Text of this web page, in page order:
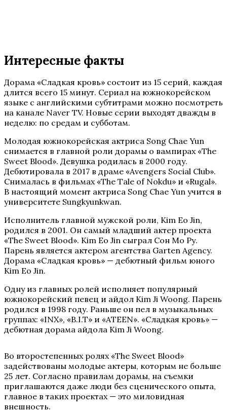
Интересные факты
Дорама «Сладкая кровь» состоит из 15 серий, каждая
длится всего 15 минут. Сериал на южнокорейском
языке с английскими субтитрами можно посмотреть
на канале Naver TV. Новые серии выходят дважды в
неделю: по средам и субботам.
Молодая южнокорейская актриса Song Chae Yun
снимается в главной роли дорамы о вампирах «The
Sweet Blood». Девушка родилась в 2000 году.
Дебютировала в 2017 в драме «Avengers Social Club».
Снималась в фильмах «The Tale of Nokdu» и «Rugal».
В настоящий момент актриса Song Chae Yun учится в
университете Sungkyunkwan.
Исполнитель главной мужской роли, Kim Eo Jin,
родился в 2001. Он самый младший актер проекта
«The Sweet Blood». Kim Eo Jin сыграл Сон Мо Ру.
Парень является актером агентства Garten Agency.
Дорама «Сладкая кровь» — дебютный фильм юного
Kim Eo Jin.
Одну из главных ролей исполняет популярный
южнокорейский певец и айдол Kim Ji Woong. Парень
родился в 1998 году. Раньше он пел в музыкальных
группах: «INX», «B.I.T» и «ATEEN». «Сладкая кровь» —
дебютная дорама айдола Kim Ji Woong.
Во второстепенных ролях «The Sweet Blood»
задействованы молодые актеры, которым не больше
25 лет. Согласно правилам дорамы, на съемки
приглашаются даже люди без сценического опыта,
главное в таких проектах — это миловидная
внешность.